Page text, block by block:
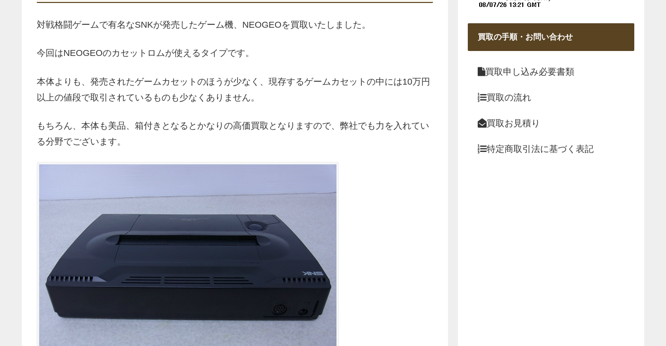
対戦格闘ゲームで有名なSNKが発売したゲーム機、NEOGEOを買取いたしました。
今回はNEOGEOのカセットロムが使えるタイプです。
本体よりも、発売されたゲームカセットのほうが少なく、現存するゲームカセットの中には10万円
以上の値段で取引されているものも少なくありません。
もちろん、本体も美品、箱付きとなるとかなりの高価買取となりますので、弊社でも力を入れてい
る分野でございます。
買取の手順・お問い合わせ
買取申し込み必要書類
買取の流れ
買取お見積り
特定商取引法に基づく表記